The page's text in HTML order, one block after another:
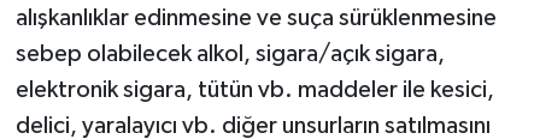
alışkanlıklar edinmesine ve suça sürüklenmesine
sebep olabilecek alkol, sigara/açık sigara,
elektronik sigara, tütün vb. maddeler ile kesici,
delici, yaralayıcı vb. diğer unsurların satılmasını